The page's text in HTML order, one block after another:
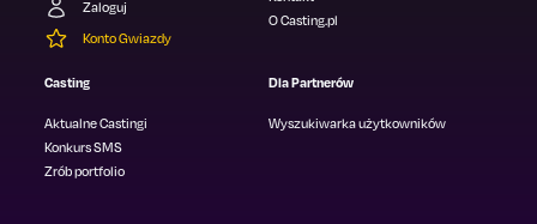
Zaloguj
Konto Gwiazdy
O Casting.pl
Casting
Aktualne Castingi
Konkurs SMS
Zrób portfolio
Dla Partnerów
Wyszukiwarka użytkowników